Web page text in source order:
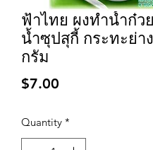
ฟ้าไทย ผงทำน้ำก๋ว
น้ำซุปสุกี้ กระทะย่า
กรัม
$7.00
Quantity *